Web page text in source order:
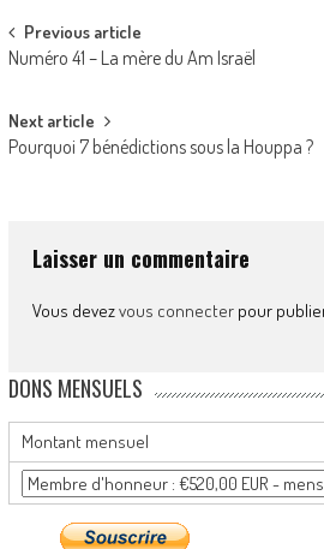
Post
navigation
Previous article
Numéro 41 – La mère du Am Israël
Next article
Pourquoi 7 bénédictions sous la Houppa ?
Laisser un commentaire
Vous devezvous connecterpour
DONS MENSUELS
Montant mensuel